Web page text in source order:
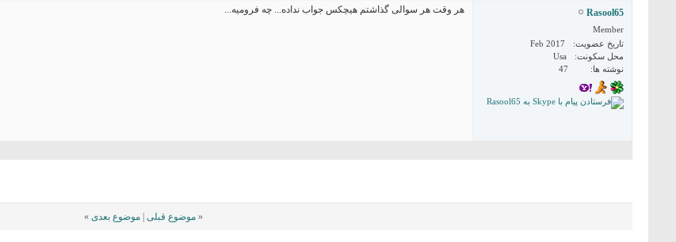
Rasool65
Member
تاریخ عضویت
Feb 2017
محل سکونت
Usa
نوشته ها
47
هر وقت هر سوالی گذاشتم هیچکس جواب نداده... چه فرومیه...
« موضوع قبلی موضوع بعدی »